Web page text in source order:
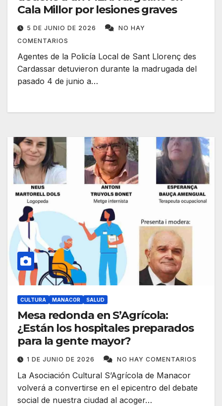
Cala Millor por lesiones graves
5 DE JUNIO DE 2026
NO HAY
COMENTARIOS
Agentes de la Policía Local de Sant Llorenç des
Cardassar detuvieron durante la madrugada del
pasado 4 de junio a…
CULTURA MANACOR SALUD
Mesa redonda en S’Agrícola:
¿Están los hospitales preparados
para la gente mayor?
1 DE JUNIO DE 2026 NO HAY COMENTARIOS
La Asociación Cultural S’Agrícola de Manacor
volverá a convertirse en el epicentro del debate
social de nuestra ciudad al acoger…